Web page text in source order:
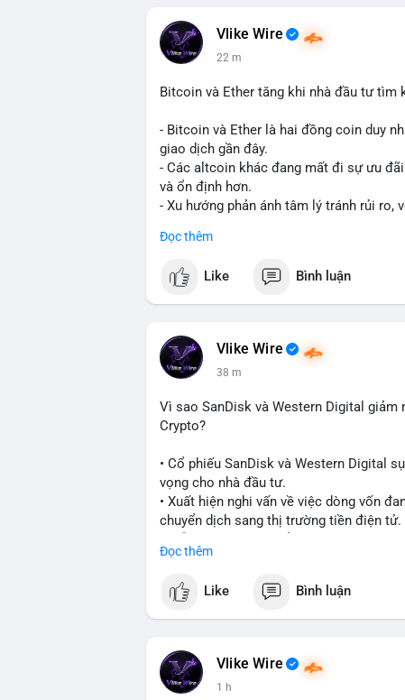
$usdt
#vlikevn #titanbot
📰 Nguồn: CoinDesk
Vlike Wire
22 m
Bitcoin và Ether tăng khi nhà đầu tư tìm
- Bitcoin và Ether là hai đồng coin duy
giao dịch gần đây.
- Các altcoin khác đang mất đi sự ưu
và ổn định hơn.
- Xu hướng phản ánh tâm lý tránh rủi
#vlikevn #titanbot
📰 Nguồn: CoinDesk
Đọc thêm
Like Bình luận
Vlike Wire
38 m
Vì sao SanDisk và Western Digital giảm
Crypto?
• Cổ phiếu SanDisk và Western Digital
vọng cho nhà đầu tư.
• Xuất hiện nghi vấn về việc dòng vốn
chuyển dịch sang thị trường tiền điện tử.
công nghệ và crypto.
#binancesquare #cryptonews
#vlikevn #titanbot
Đọc thêm
Like Bình luận
Vlike Wire
1 h